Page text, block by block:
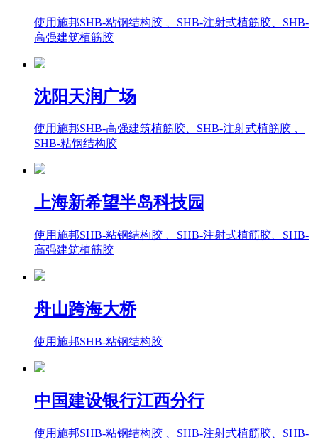
使用施邦SHB-粘钢结构胶 、SHB-注射式植筋胶、SHB-
高强建筑植筋胶
沈阳天润广场
使用施邦SHB-高强建筑植筋胶、SHB-注射式植筋胶 、
SHB-粘钢结构胶
上海新希望半岛科技园
使用施邦SHB-粘钢结构胶 、SHB-注射式植筋胶、SHB-
高强建筑植筋胶
舟山跨海大桥
使用施邦SHB-粘钢结构胶
中国建设银行江西分行
使用施邦SHB-粘钢结构胶 、SHB-注射式植筋胶、SHB-